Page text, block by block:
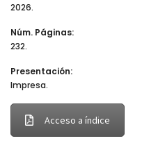
2026.
Núm. Páginas:
232.
Presentación:
Impresa.
Acceso a índice